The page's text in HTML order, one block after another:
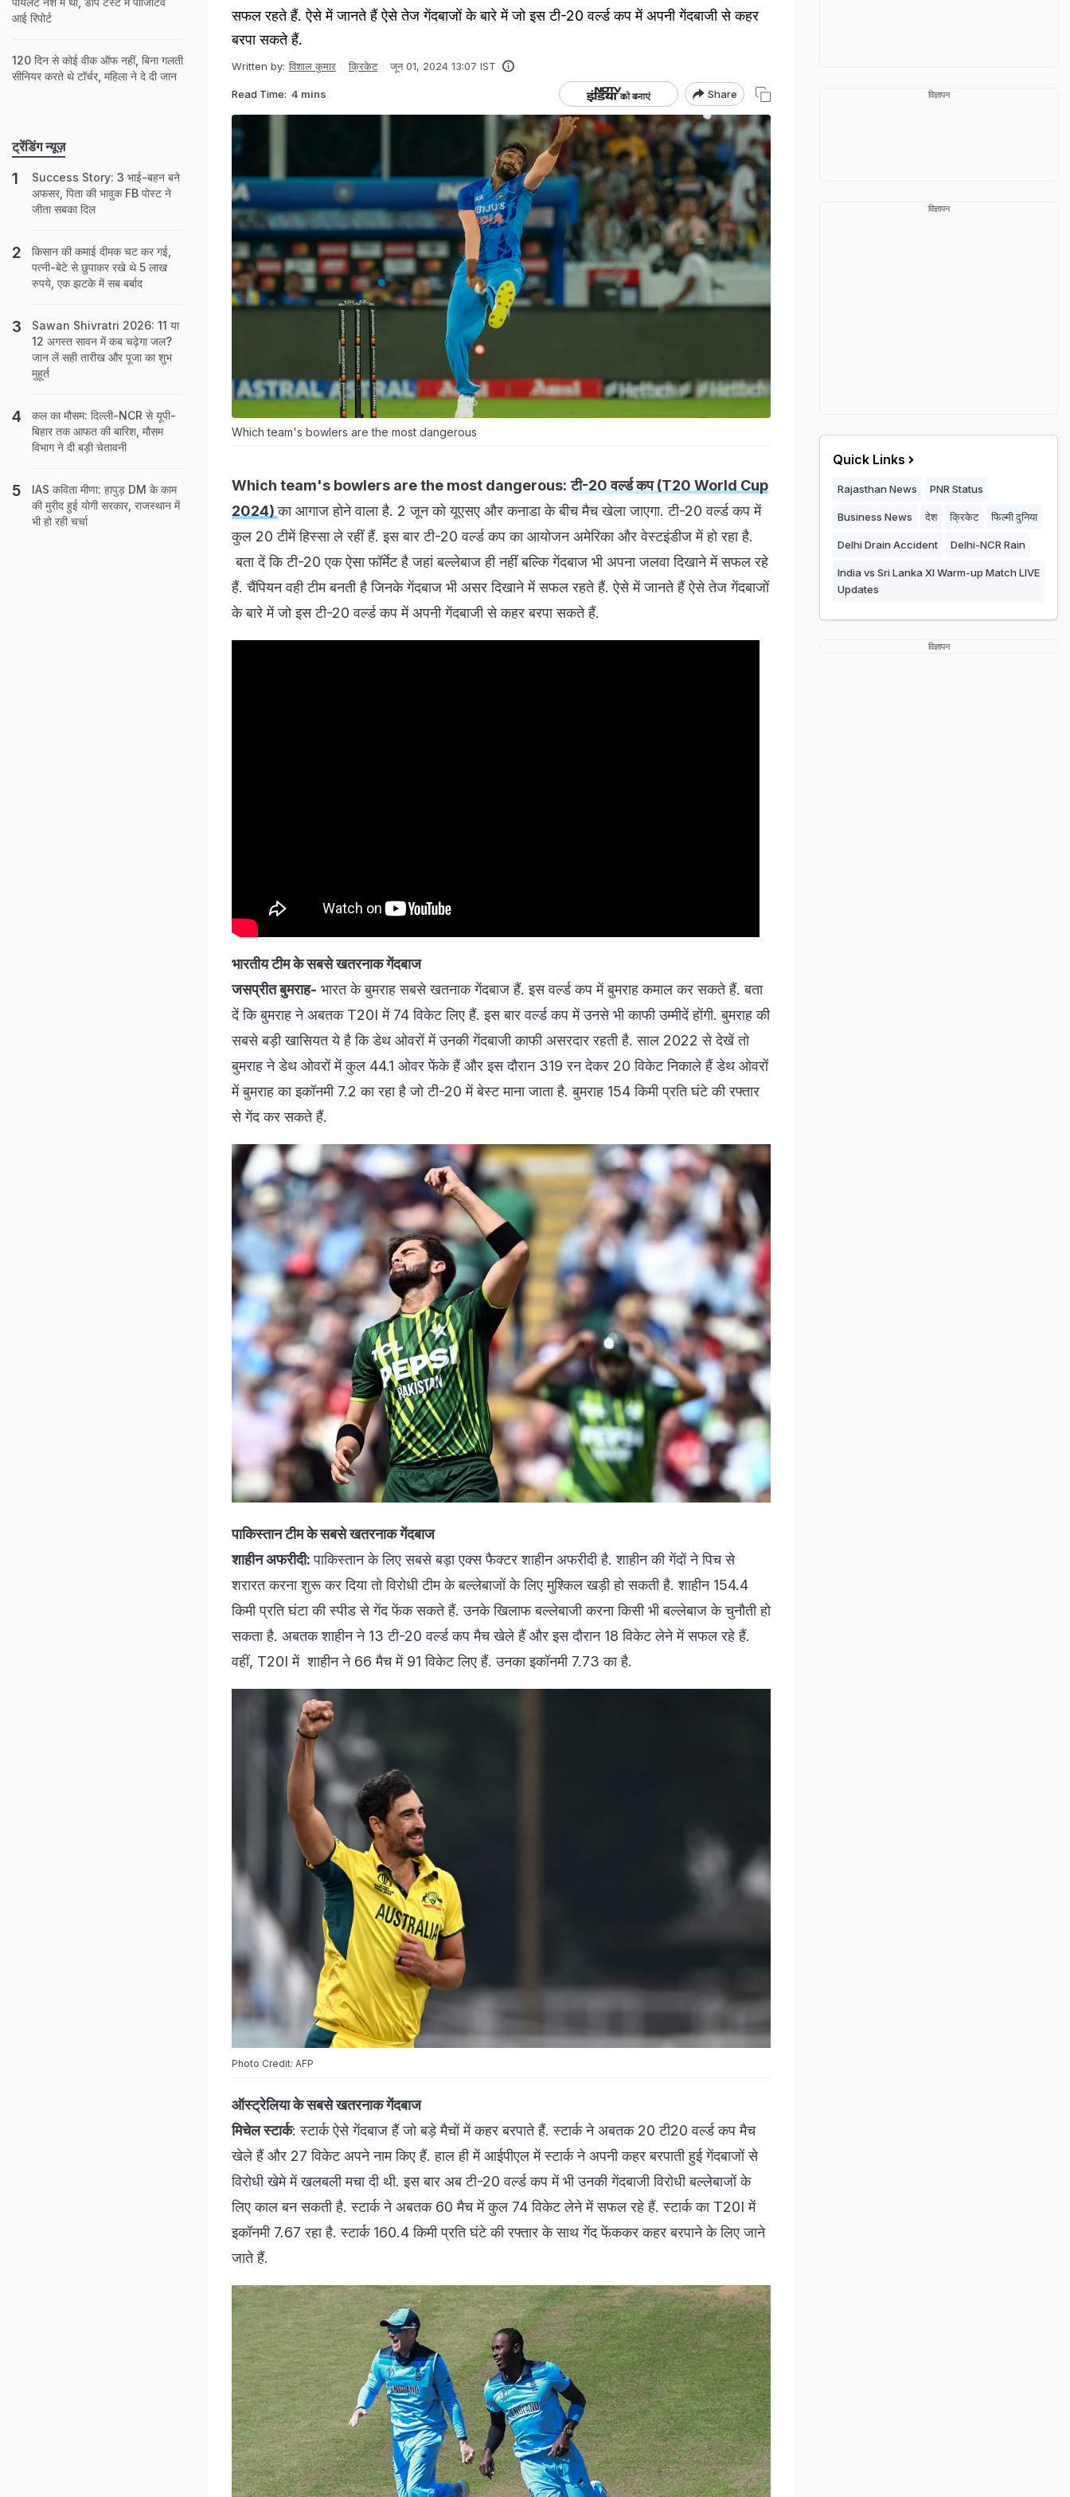
सफल रहते हैं. ऐसे में जानते हैं ऐसे तेज गेंदबाजों के बारे में जो इस टी-20 वर्ल्ड कप में अपनी गेंदबाजी से कहर
बरपा सकते हैं.
Written by: विशाल कुमार क्रिकेट जून 01, 2024 13:07 IST
Read Time: 4 mins Share
Which team's bowlers are the most dangerous
Which team's bowlers are the most dangerous: टी-20 वर्ल्ड कप (T20 World Cup
2024)का आगाज होने वाला है. 2 जून को यूएसए और कनाडा के बीच मैच खेला जाएगा. टी-20 वर्ल्ड कप में
कुल 20 टीमें हिस्सा ले रहीं हैं. इस बार टी-20 वर्ल्ड कप का आयोजन अमेरिका और वेस्टइंडीज में हो रहा है.
बता दें कि टी-20 एक ऐसा फॉर्मेट है जहां बल्लेबाज ही नहीं बल्कि गेंदबाज भी अपना जलवा दिखाने में सफल रहे
हैं. चैंपियन वही टीम बनती है जिनके गेंदबाज भी असर दिखाने में सफल रहते हैं. ऐसे में जानते हैं ऐसे तेज गेंदबाजों
के बारे में जो इस टी-20 वर्ल्ड कप में अपनी गेंदबाजी से कहर बरपा सकते हैं.
भारतीय टीम के सबसे खतरनाक गेंदबाज
जसप्रीत बुमराह- भारत के बुमराह सबसे खतनाक गेंदबाज हैं. इस वर्ल्ड कप में बुमराह कमाल कर सकते हैं. बता
दें कि बुमराह ने अबतक T20I में 74 विकेट लिए हैं. इस बार वर्ल्ड कप में उनसे भी काफी उम्मीदें होंगी. बुमराह की
सबसे बड़ी खासियत ये है कि डेथ ओवरों में उनकी गेंदबाजी काफी असरदार रहती है. साल 2022 से देखें तो
बुमराह ने डेथ ओवरों में कुल 44.1 ओवर फेंके हैं और इस दौरान 319 रन देकर 20 विकेट निकाले हैं डेथ ओवरों
में बुमराह का इकॉनमी 7.2 का रहा है जो टी-20 में बेस्ट माना जाता है. बुमराह 154 किमी प्रति घंटे की रफ्तार
से गेंद कर सकते हैं.
पाकिस्तान टीम के सबसे खतरनाक गेंदबाज
शाहीन अफरीदी:पाकिस्तान के लिए सबसे बड़ा एक्स फैक्टर शाहीन अफरीदी है. शाहीन की गेंदों ने पिच से
शरारत करना शुरू कर दिया तो विरोधी टीम के बल्लेबाजों के लिए मुश्किल खड़ी हो सकती है. शाहीन 154.4
किमी प्रति घंटा की स्पीड से गेंद फेंक सकते हैं. उनके खिलाफ बल्लेबाजी करना किसी भी बल्लेबाज के चुनौती हो
सकता है. अबतक शाहीन ने 13 टी-20 वर्ल्ड कप मैच खेले हैं और इस दौरान 18 विकेट लेने में सफल रहे हैं.
वहीं, T20I में शाहीन ने 66 मैच में 91 विकेट लिए हैं. उनका इकॉनमी 7.73 का है.
Photo Credit: AFP
ऑस्ट्रेलिया के सबसे खतरनाक गेंदबाज
मिचेल स्टार्क: स्टार्क ऐसे गेंदबाज हैं जो बड़े मैचों में कहर बरपाते हैं. स्टार्क ने अबतक 20 टी20 वर्ल्ड कप मैच
खेले हैं और 27 विकेट अपने नाम किए हैं. हाल ही में आईपीएल में स्टार्क ने अपनी कहर बरपाती हुई गेंदबाजों से
विरोधी खेमे में खलबली मचा दी थी. इस बार अब टी-20 वर्ल्ड कप में भी उनकी गेंदबाजी विरोधी बल्लेबाजों के
लिए काल बन सकती है. स्टार्क ने अबतक 60 मैच में कुल 74 विकेट लेने में सफल रहे हैं. स्टार्क का T20I में
इकॉनमी 7.67 रहा है. स्टार्क 160.4 किमी प्रति घंटे की रफ्तार के साथ गेंद फेंककर कहर बरपाने के लिए जाने
जाते हैं.
आई रिपोर्ट
120 दिन से कोई वीक ऑफ नहीं, बिना गलती
सीनियर करते थे टॉर्चर, महिला ने दे दी जान
ट्रेंडिंग न्यूज़
Success Story: 3 भाई-बहन बने
अफसर, पिता की भावुक FB पोस्ट ने
जीता सबका द‍िल
किसान की कमाई दीमक चट कर गई,
पत्नी-बेटे से छुपाकर रखे थे 5 लाख
रुपये, एक झटके में सब बर्बाद
Sawan Shivratri 2026: 11 या
12 अगस्त सावन में कब चढ़ेगा जल?
जान लें सही तारीख और पूजा का शुभ
मुहूर्त
कल का मौसम: दिल्ली-NCR से यूपी-
बिहार तक आफत की बारिश, मौसम
विभाग ने दी बड़ी चेतावनी
IAS कविता मीणा: हापुड़ DM के काम
की मुरीद हुई योगी सरकार, राजस्थान में
भी हो रही चर्चा
विज्ञापन
विज्ञापन
Quick Links
Rajasthan News PNR Status
Business News देश क्रिकेट फिल्मी दुनिया
Delhi Drain Accident Delhi-NCR Rain
India vs Sri Lanka XI Warm-up Match LIVE
Updates
विज्ञापन